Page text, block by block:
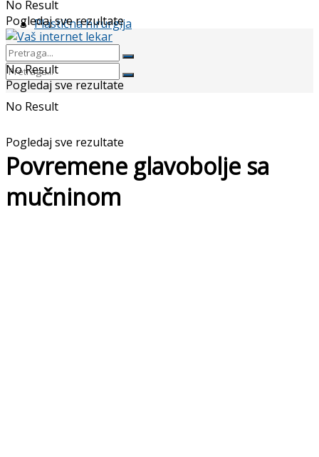
Plastična hirurgija
No Result
Pogledaj sve rezultate
No Result
Pogledaj sve rezultate
No Result
Pogledaj sve rezultate
Povremene glavobolje sa
mučninom